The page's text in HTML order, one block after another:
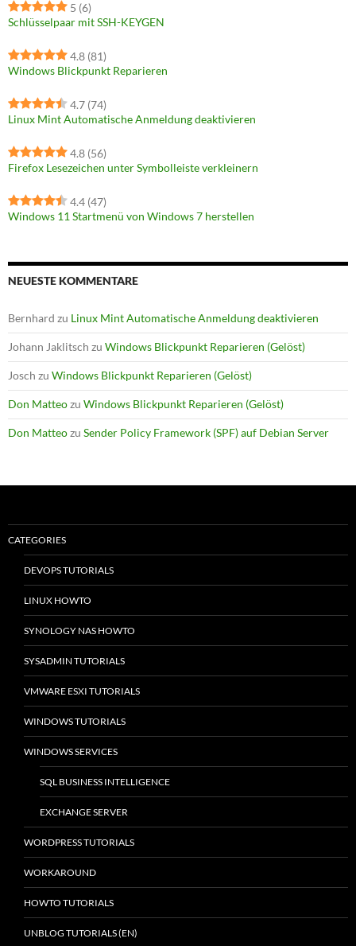
5 (6)
Schlüsselpaar mit SSH-KEYGEN
4.8 (81)
Windows Blickpunkt Reparieren
4.7 (74)
Linux Mint Automatische Anmeldung deaktivieren
4.8 (56)
Firefox Lesezeichen unter Symbolleiste verkleinern
4.4 (47)
Windows 11 Startmenü von Windows 7 herstellen
NEUESTE KOMMENTARE
Bernhard zu Linux Mint Automatische Anmeldung deaktivieren
Johann Jaklitsch zu Windows Blickpunkt Reparieren (Gelöst)
Josch zu Windows Blickpunkt Reparieren (Gelöst)
Don Matteozu Windows Blickpunkt Reparieren (Gelöst)
Don Matteozu Sender Policy Framework (SPF) auf Debian Server
CATEGORIES
DEVOPS TUTORIALS
LINUX HOWTO
SYNOLOGY NAS HOWTO
SYSADMIN TUTORIALS
VMWARE ESXI TUTORIALS
WINDOWS TUTORIALS
WINDOWS SERVICES
SQL BUSINESS INTELLIGENCE
EXCHANGE SERVER
WORDPRESS TUTORIALS
WORKAROUND
HOWTO TUTORIALS
UNBLOG TUTORIALS (EN)